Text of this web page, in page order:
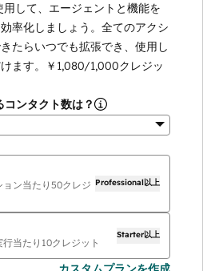
して、エージェントと機能を
率化しましょう。全てのアクシ
たらいつでも拡張でき、使用し
ます。
￥1,080/1,000クレジッ
ンタクト数は？
ン当たり 50クレジ Professional以上
当たり 10クレジット
Starter以上